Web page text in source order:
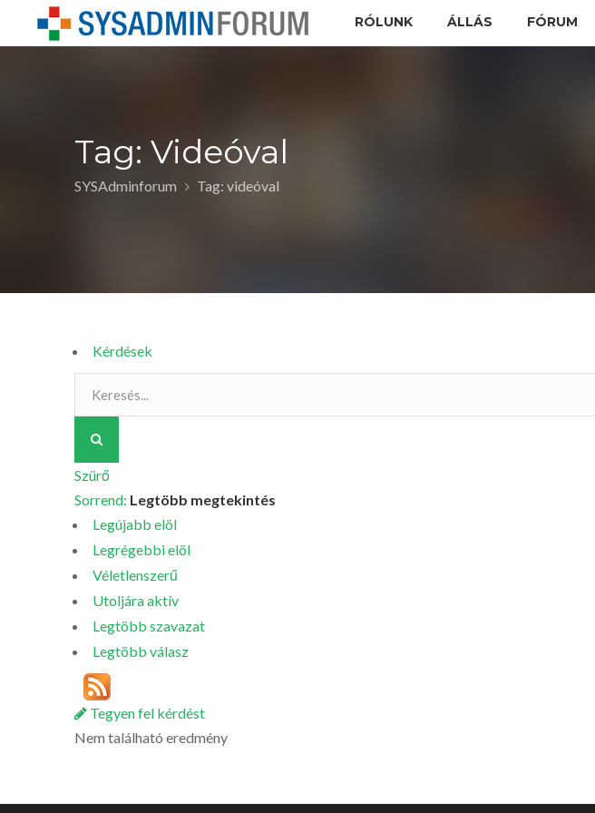
RÓLUNK ÁLLÁS FÓRUM
Tag: Videóval
SYSAdminforum Tag: videóval
Kérdések
Szürő
Sorrend: Legtöbb megtekintés
Legújabb elöl
Legrégebbi elöl
Véletlenszerű
Utoljára aktív
Legtöbb szavazat
Legtöbb válasz
Tegyen fel kérdést
Nem található eredmény